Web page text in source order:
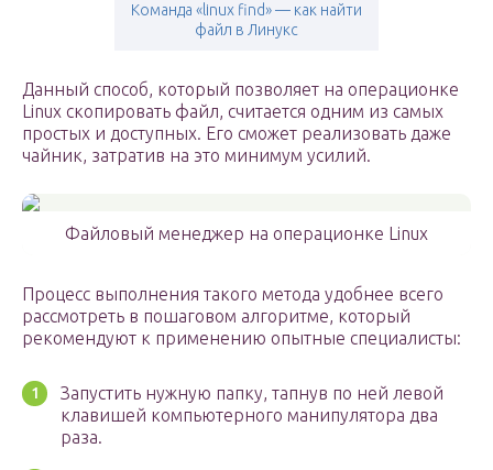
Команда «linux find» — как найти
файл в Линукс
Данный способ, который позволяет на операционке
Linux скопировать файл, считается одним из самых
простых и доступных. Его сможет реализовать даже
чайник, затратив на это минимум усилий.
Файловый менеджер на операционке Linux
Процесс выполнения такого метода удобнее всего
рассмотреть в пошаговом алгоритме, который
рекомендуют к применению опытные специалисты:
Запустить нужную папку, тапнув по ней левой
клавишей компьютерного манипулятора два
раза.